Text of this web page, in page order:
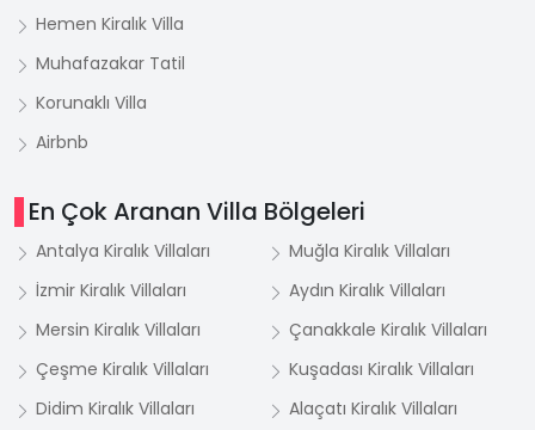
Hemen Kiralık Villa
Muhafazakar Tatil
Korunaklı Villa
Airbnb
En Çok Aranan Villa Bölgeleri
Antalya Kiralık Villaları
Muğla Kiralık Villaları
İzmir Kiralık Villaları
Aydın Kiralık Villaları
Mersin Kiralık Villaları
Çanakkale Kiralık Villaları
Çeşme Kiralık Villaları
Kuşadası Kiralık Villaları
Didim Kiralık Villaları
Alaçatı Kiralık Villaları